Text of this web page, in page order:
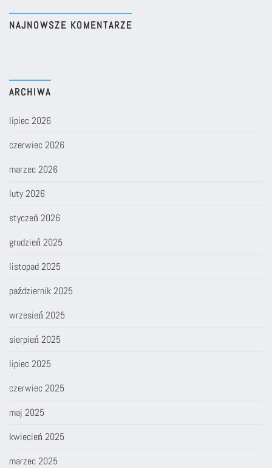
NAJNOWSZE KOMENTARZE
ARCHIWA
lipiec 2026
czerwiec 2026
marzec 2026
luty 2026
styczeń 2026
grudzień 2025
listopad 2025
październik 2025
wrzesień 2025
sierpień 2025
lipiec 2025
czerwiec 2025
maj 2025
kwiecień 2025
marzec 2025